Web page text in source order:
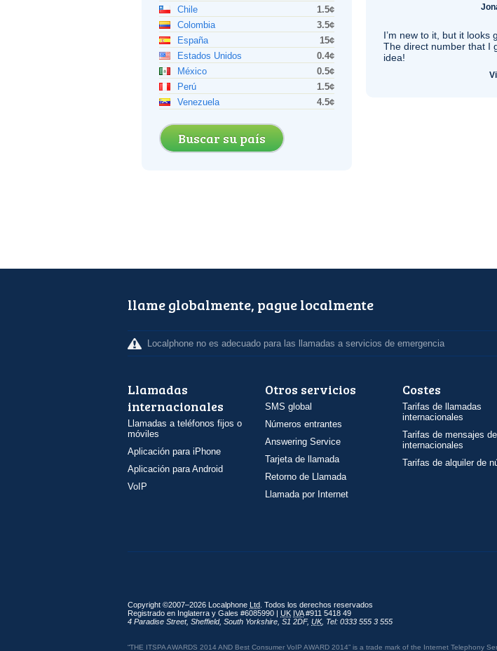
Chile
1.5¢
Colombia
3.5¢
España
15¢
Estados Unidos
0.4¢
México
0.5¢
Perú
1.5¢
Venezuela
4.5¢
Buscar su país
I’m new to it, but it looks
The direct number that I
idea!
llame globalmente, pague localmente
Localphone no es adecuado para las llamadas a servicios de emergencia
Llamadas
internacionales
Llamadas a teléfonos fijos o
móviles
Aplicación para iPhone
Aplicación para Android
VoIP
Otros servicios
SMS global
Números entrantes
Answering Service
Tarjeta de llamada
Retorno de Llamada
Llamada por Internet
Costes
Tarifas de llamadas
internacionales
Tarifas de mensajes
internacionales
Tarifas de alquiler de
Copyright ©2007–2026 Localphone Ltd . Todos los derechos reservados
Registrado en Inglaterra y Gales #6085990 | UK IVA#911 5418 49
4 Paradise Street, Sheffield, South Yorkshire S1 2DF, UK, Tel: 0333 555 3 555
“THE ITSPA AWARDS 2014 AND Best Consumer VoIP AWARD 2014” is a trade mark of the Internet Telephony